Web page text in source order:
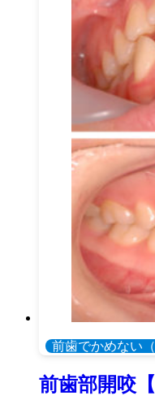
前歯でかめない（
前歯部開咬